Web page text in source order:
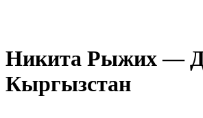
Никита Рыжих —
Кыргызстан